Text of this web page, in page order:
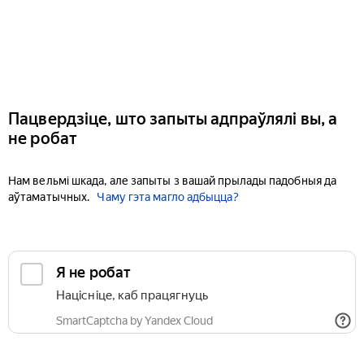
Пацвердзіце, што запыты адпраўлялі вы, а
не робат
Нам вельмі шкада, але запыты з вашай прылады падобныя да
аўтаматычных.
Чаму гэта магло адбыцца?
Я не робат
Націсніце, каб працягнуць
SmartCaptcha by Yandex Cloud